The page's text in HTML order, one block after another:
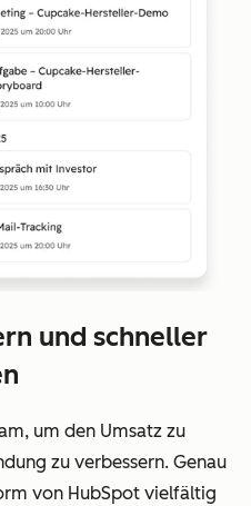
und schneller
um den Umsatz zu
zu verbessern. Genau
von HubSpot vielfältig